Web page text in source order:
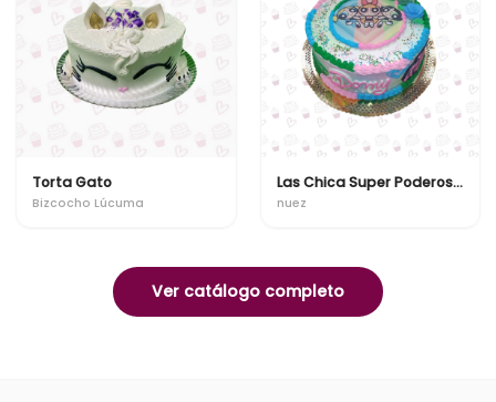
Torta Gato
Bizcocho Lúcuma
Las Chica Super Poderosas
nuez
Ver catálogo completo